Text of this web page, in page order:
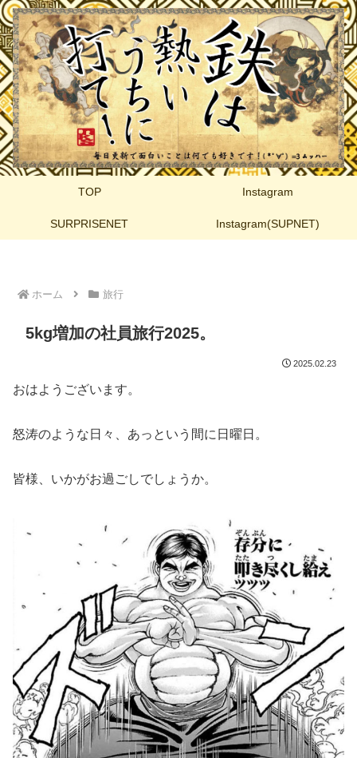
TOP Instagram
SURPRISENET Instagram(SUPNET)
ホーム 旅行
5kg増加の社員旅行2025。
2025.02.23
おはようございます。
怒涛のような日々、あっという間に日曜日。
皆様、いかがお過ごしでしょうか。